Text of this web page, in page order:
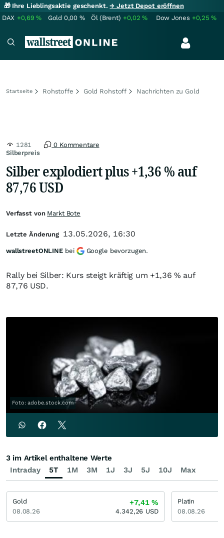
🎁 Ihre Lieblingsaktie geschenkt.→ Jetzt Depot eröffnen
DAX +0,69% Gold 0,00 % Öl (Brent) +0,02% Dow Jones +0,25%
Startseite Rohstoffe Gold Rohstoff Nachrichten zu Gold
Silberpreis
1281 0 Kommentare
Silber explodiert plus +1,36 % auf
87,76 USD
Rally bei Silber: Kurs steigt kräftig um +1,36 % auf
87,76 USD.
Foto: adobe.stock.com
Verfasst von Markt Bote
Letzte Änderung 13.05.2026, 16:30
wallstreetONLINE bei Google bevorzugen.
Intraday 5T 1M 3M 1J 3J 5J 10J Max
3 im Artikel enthaltene Werte
Gold
08.08.26
+7,41%
4.342,26 USD
Platin
08.08.26